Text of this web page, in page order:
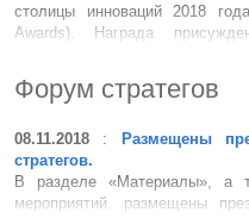
столицы инноваций 2018
Awards). Награда
экономических проблем с
Форум стратегов
08.11.2018 :
Размещены
стратегов.
В разделе «Материалы», а
мероприятий, размещены